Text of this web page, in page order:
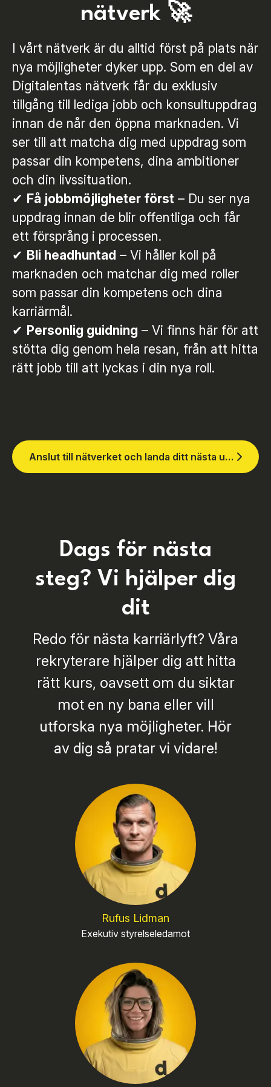
nätverk 🚀
I vårt nätverk är du alltid först på plats när
nya möjligheter dyker upp. Som en del av
Digitalentas nätverk får du exklusiv
tillgång till lediga jobb och konsultuppdrag
innan de når den öppna marknaden. Vi
ser till att matcha dig med uppdrag som
passar din kompetens, dina ambitioner
och din livssituation.
✔ Få jobbmöjligheter först – Du ser nya
uppdrag innan de blir offentliga och får
ett försprång i processen.
✔ Bli headhuntad – Vi håller koll på
marknaden och matchar dig med roller
som passar din kompetens och dina
karriärmål.
✔ Personlig guidning – Vi finns här för att
stötta dig genom hela resan, från att hitta
rätt jobb till att lyckas i din nya roll.
Anslut till nätverket och landa ditt nästa uppdrag
Dags för nästa
steg? Vi hjälper dig
dit
Redo för nästa karriärlyft? Våra
rekryterare hjälper dig att hitta
rätt kurs, oavsett om du siktar
mot en ny bana eller vill
utforska nya möjligheter. Hör
av dig så pratar vi vidare!
Rufus Lidman
Exekutiv styrelseledamot